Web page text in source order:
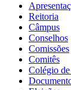
Reitoria
Câmpus
Conselhos
Comissões
Comitês
Colégio